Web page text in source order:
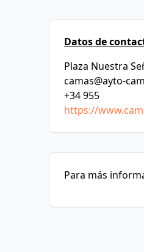
Datos de
Plaza Nuestra
camas@ayto-
+34 955
https://
Para más